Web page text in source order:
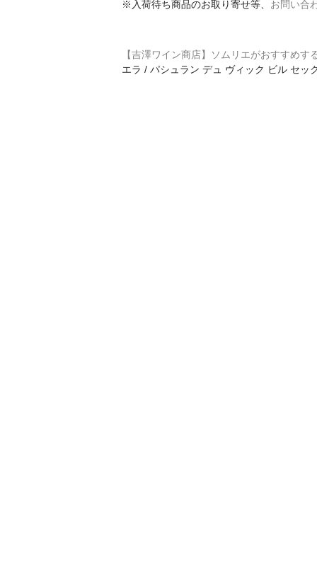
※入荷待ち商品のお取り寄せ等、 お問い合
【吉澤ワイン商店】ソムリエがおすすめ
エラ / パシュラン デュ ヴィック ビル セッ